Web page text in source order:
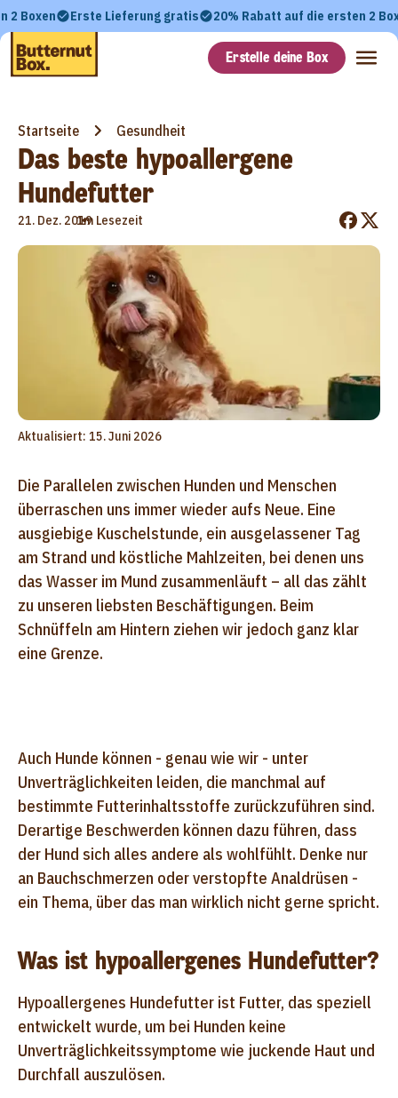
2 Boxen Erste Lieferung gratis 20% Rabatt auf die ersten 2
Erstelle deine Box
Startseite Gesundheit
Das beste hypoallergene
Hundefutter
21. Dez. 2019
•
1m Lesezeit
Aktualisiert: 15. Juni 2026
Die Parallelen zwischen Hunden und Menschen
überraschen uns immer wieder aufs Neue. Eine
ausgiebige Kuschelstunde, ein ausgelassener Tag
am Strand und köstliche Mahlzeiten, bei denen uns
das Wasser im Mund zusammenläuft – all das zählt
zu unseren liebsten Beschäftigungen. Beim
Schnüffeln am Hintern ziehen wir jedoch ganz klar
eine Grenze.
Auch Hunde können - genau wie wir - unter
Unverträglichkeiten leiden, die manchmal auf
bestimmte Futterinhaltsstoffe zurückzuführen sind.
Derartige Beschwerden können dazu führen, dass
der Hund sich alles andere als wohlfühlt. Denke nur
an Bauchschmerzen oder verstopfte Analdrüsen -
ein Thema, über das man wirklich nicht gerne spricht.
Was ist hypoallergenes Hundefutter?
Hypoallergenes Hundefutter ist Futter, das speziell
entwickelt wurde, um bei Hunden keine
Unverträglichkeitssymptome wie juckende Haut und
Durchfall auszulösen.